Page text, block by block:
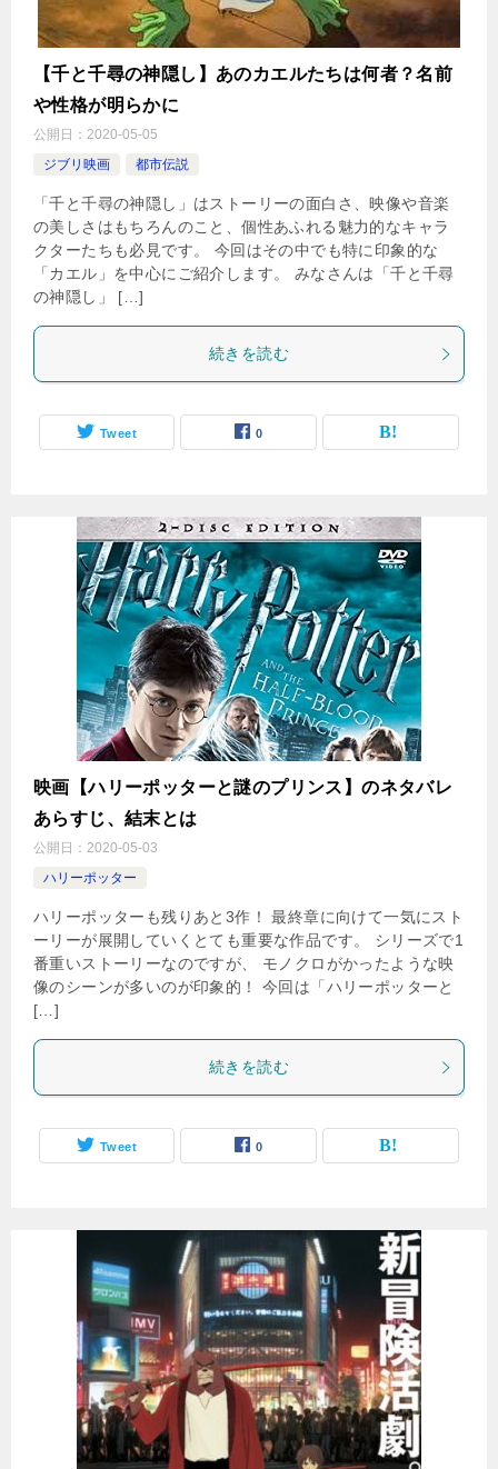
【千と千尋の神隠し】あのカエルたちは何者？名前
や性格が明らかに
公開日： 2020-05-05
ジブリ映画
都市伝説
「千と千尋の神隠し」はストーリーの面白さ、映像や音楽
の美しさはもちろんのこと、個性あふれる魅力的なキャラ
クターたちも必見です。 今回はその中でも特に印象的な
「カエル」を中心にご紹介します。 みなさんは「千と千尋
の神隠し」 […]
続きを読む
Tweet 0
映画【ハリーポッターと謎のプリンス】のネタバレ
あらすじ、結末とは
公開日： 2020-05-03
ハリーポッター
ハリーポッターも残りあと3作！ 最終章に向けて一気にスト
ーリーが展開していくとても重要な作品です。 シリーズで1
番重いストーリーなのですが、 モノクロがかったような映
像のシーンが多いのが印象的！ 今回は「ハリーポッターと
[…]
続きを読む
Tweet 0